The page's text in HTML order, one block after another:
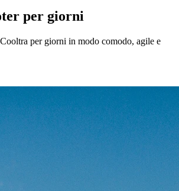
per giorni
per giorni in modo comodo, agile e